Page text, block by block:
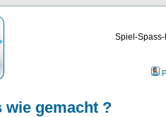
Spiel-
wie gemacht ?